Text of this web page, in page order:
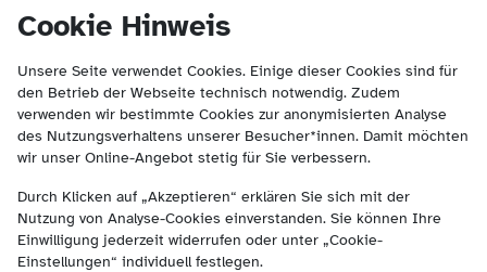
Cookie Hinweis
Unsere Seite verwendet Cookies. Einige dieser Cookies sind für
den Betrieb der Webseite technisch notwendig. Zudem
verwenden wir bestimmte Cookies zur anonymisierten Analyse
des Nutzungsverhaltens unserer Besucher*innen. Damit möchten
wir unser Online-Angebot stetig für Sie verbessern.
Durch Klicken auf „Akzeptieren“ erklären Sie sich mit der
Nutzung von Analyse-Cookies einverstanden. Sie können Ihre
Einwilligung jederzeit widerrufen oder unter „Cookie-
Einstellungen“ individuell festlegen.
springen
(Kontakt und Suche) springen.